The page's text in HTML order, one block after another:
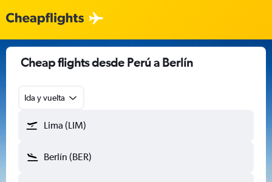
Cheap flights desde Perú a Berlín
Ida y vuelta
Lima (LIM)
Berlín (BER)